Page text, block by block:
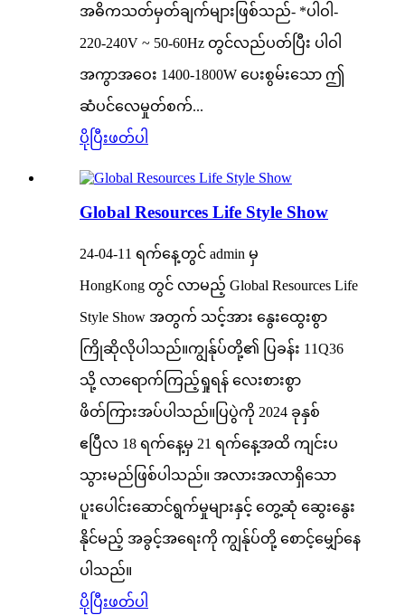
အဓိကသတ်မှတ်ချက်များဖြစ်သည်- *ပါဝါ-
220-240V ~ 50-60Hz တွင်လည်ပတ်ပြီး ပါဝါ
အကွာအဝေး 1400-1800W ပေးစွမ်းသော ဤ
ဆံပင်လေမှုတ်စက်...
ပိုပြီးဖတ်ပါ
Global Resources Life Style Show
24-04-11 ရက်နေ့တွင် admin မှ
HongKong တွင် လာမည့် Global Resources Life
Style Show အတွက် သင့်အား နွေးထွေးစွာ
ကြိုဆိုလိုပါသည်။ကျွန်ုပ်တို့၏ ပြခန်း 11Q36
သို့ လာရောက်ကြည့်ရှုရန် လေးစားစွာ
ဖိတ်ကြားအပ်ပါသည်။ပြပွဲကို 2024 ခုနှစ်
ဧပြီလ 18 ရက်နေ့မှ 21 ရက်နေ့အထိ ကျင်းပ
သွားမည်ဖြစ်ပါသည်။ အလားအလာရှိသော
ပူးပေါင်းဆောင်ရွက်မှုများနှင့် တွေ့ဆုံ ဆွေးနွေး
နိုင်မည့် အခွင့်အရေးကို ကျွန်ုပ်တို့ စောင့်မျှော်နေ
ပါသည်။
ပိုပြီးဖတ်ပါ